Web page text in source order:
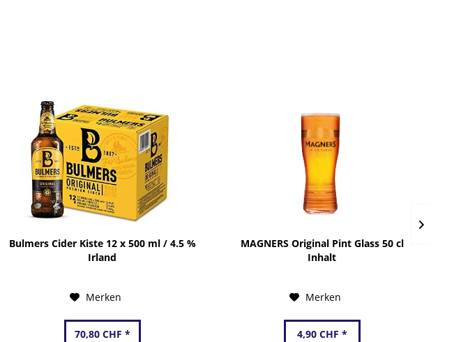
Bulmers Cider Kiste 12 x 500 ml / 4.5 %
Irland
Merken
70,80 CHF *
MAGNERS Original Pint Glass 50 cl
Inhalt
Merken
4,90 CHF *